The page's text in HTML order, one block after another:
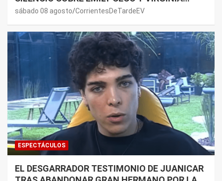
GALLARDO: “DEDÍQUENSE A SUS VIDAS”
sábado 08 agosto CorrientesDeTardeEV
ESPECTÁCULOS
EL DESGARRADOR TESTIMONIO DE JUANICAR